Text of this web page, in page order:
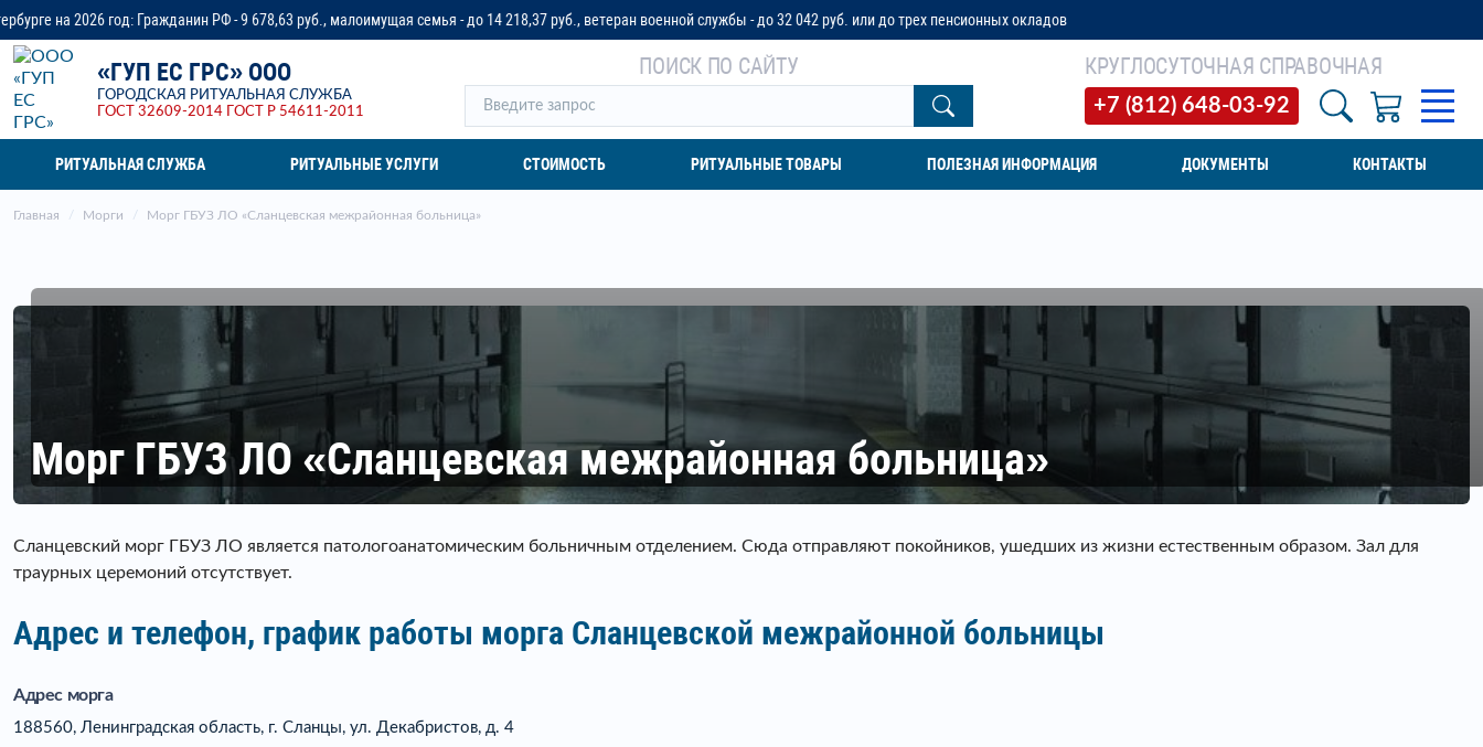
РФ - 9 678,63 руб., малоимущая семья - до 14 218,37 руб., ветеран военной службы - до 32 042 руб. или до трех пенсионных окладов
«ГУП ЕС ГРС» ООО
ГОРОДСКАЯ РИТУАЛЬНАЯ СЛУЖБА
ГОСТ 32609-2014
ГОСТ Р 54611-2011
ПОИСК ПО САЙТУ КРУГЛОСУТОЧНАЯ СПРАВОЧНАЯ
+7 (812) 648-03-92
РИТУАЛЬНАЯ СЛУЖБА РИТУАЛЬНЫЕ УСЛУГИ СТОИМОСТЬ РИТУАЛЬНЫЕ ТОВАРЫ ПОЛЕЗНАЯ ИНФОРМАЦИЯ ДОКУМЕНТЫ КОНТАКТЫ
Главная Морги Морг ГБУЗ ЛО «Сланцевская межрайонная больница»
Морг ГБУЗ ЛО «Сланцевская межрайонная больница»
Сланцевский морг ГБУЗ ЛО является патологоанатомическим больничным отделением. Сюда отправляют покойников, ушедших из жизни естественным образом. Зал для
траурных церемоний отсутствует.
Адрес и телефон, график работы морга Сланцевской межрайонной больницы
Адрес морга
188560, Ленинградская область, г. Сланцы, ул. Декабристов, д. 4